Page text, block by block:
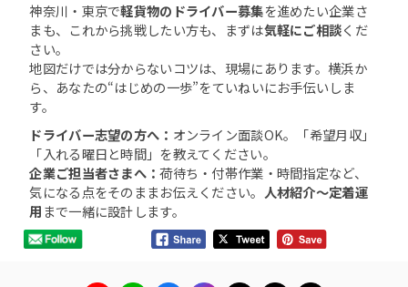
神奈川・東京で軽貨物のドライバー募集を進めたい企業さ
まも、これから挑戦したい方も、まずは気軽にご相談くだ
さい。
地図だけでは分からないコツは、現場にあります。横浜か
ら、あなたの“はじめの一歩”をていねいにお手伝いしま
す。
ドライバー志望の方へ： オンライン面談OK。「希望月収」
「入れる曜日と時間」を教えてください。
企業ご担当者さまへ：荷待ち・付帯作業・時間指定など、
気になる点をそのままお伝えください。 人材紹介～定着運
用まで一緒に設計します。